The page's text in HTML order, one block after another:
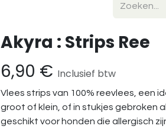
Akyra : Strips Ree
6,90 € Inclusief btw
Vlees strips van 100% reevlees, een
groot of klein, of in stukjes gebroken
geschikt voor honden die allergisch